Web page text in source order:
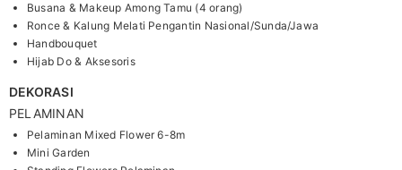
Busana & Makeup Among Tamu (4 orang)
Ronce & Kalung Melati Pengantin Nasional/Sunda/Jawa
Handbouquet
Hijab Do & Aksesoris
DEKORASI
PELAMINAN
Pelaminan Mixed Flower 6-8m
Mini Garden